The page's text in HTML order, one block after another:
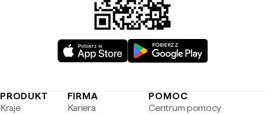
PRODUKT
Kraje
FIRMA
Kariera
POMOC
Centrum pomocy